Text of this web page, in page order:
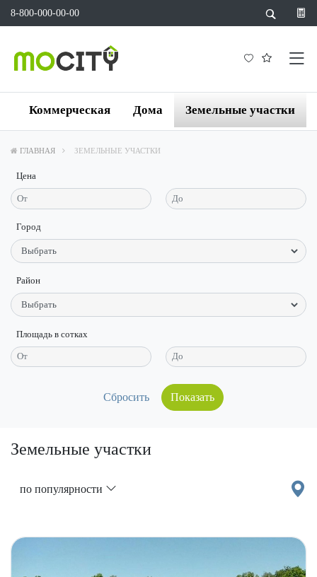
8-800-000-00-00
Коммерческая Дома Земельные участки
ГЛАВНАЯ ЗЕМЕЛЬНЫЕ УЧАСТКИ
Цена
Город
Район
Площадь в сотках
Показать
Земельные участки
по популярности